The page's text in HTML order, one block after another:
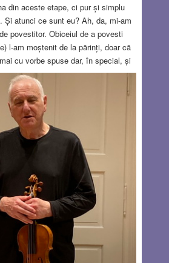
din aceste etape, ci pur și simplu
Și atunci ce sunt eu? Ah, da, mi-am
povestitor. Obiceiul de a povesti
l-am moștenit de la părinți, doar că
cu vorbe spuse dar, în special, și
mi-am zis, eu sunt ceea ce în
story teller. Și dacă e așa, mi-am
să vedem ce spun alții despre
și povestitor. M-a surprins că nimeni
activitatea povestitorului care își
și nu pe viu, în fața unui
scriitorul scrie și povestitorul
ce sunt eu?!
Read more…
21 COMMENTS